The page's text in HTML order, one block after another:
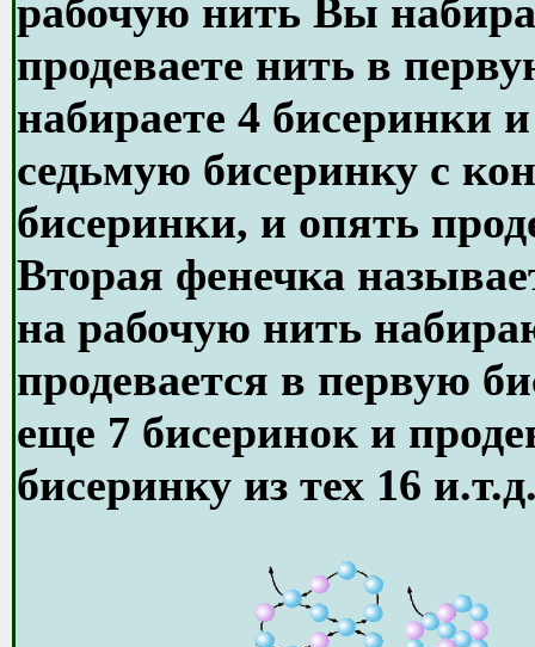
рабочую нить Вы
продеваете нить в
набираете 4 бисеринки
седьмую бисеринку с
бисеринки, и опять
Вторая фенечка
на рабочую нить
продевается в первую
еще 7 бисеринок и
бисеринку из тех 16